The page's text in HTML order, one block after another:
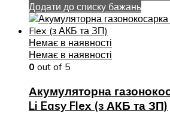
Додати до списку бажань
Немає в наявності
Немає в наявності
0 out of 5
Акумуляторна
Li Easy Flex (з АКБ та ЗП)